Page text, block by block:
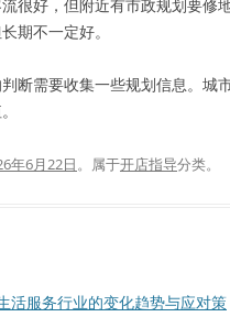
很好，但附近有市政规划要修
期不一定好。
断需要收集一些规划信息。城
年6月22日。属于开店指导分类。
活服务行业的变化趋势与应对策